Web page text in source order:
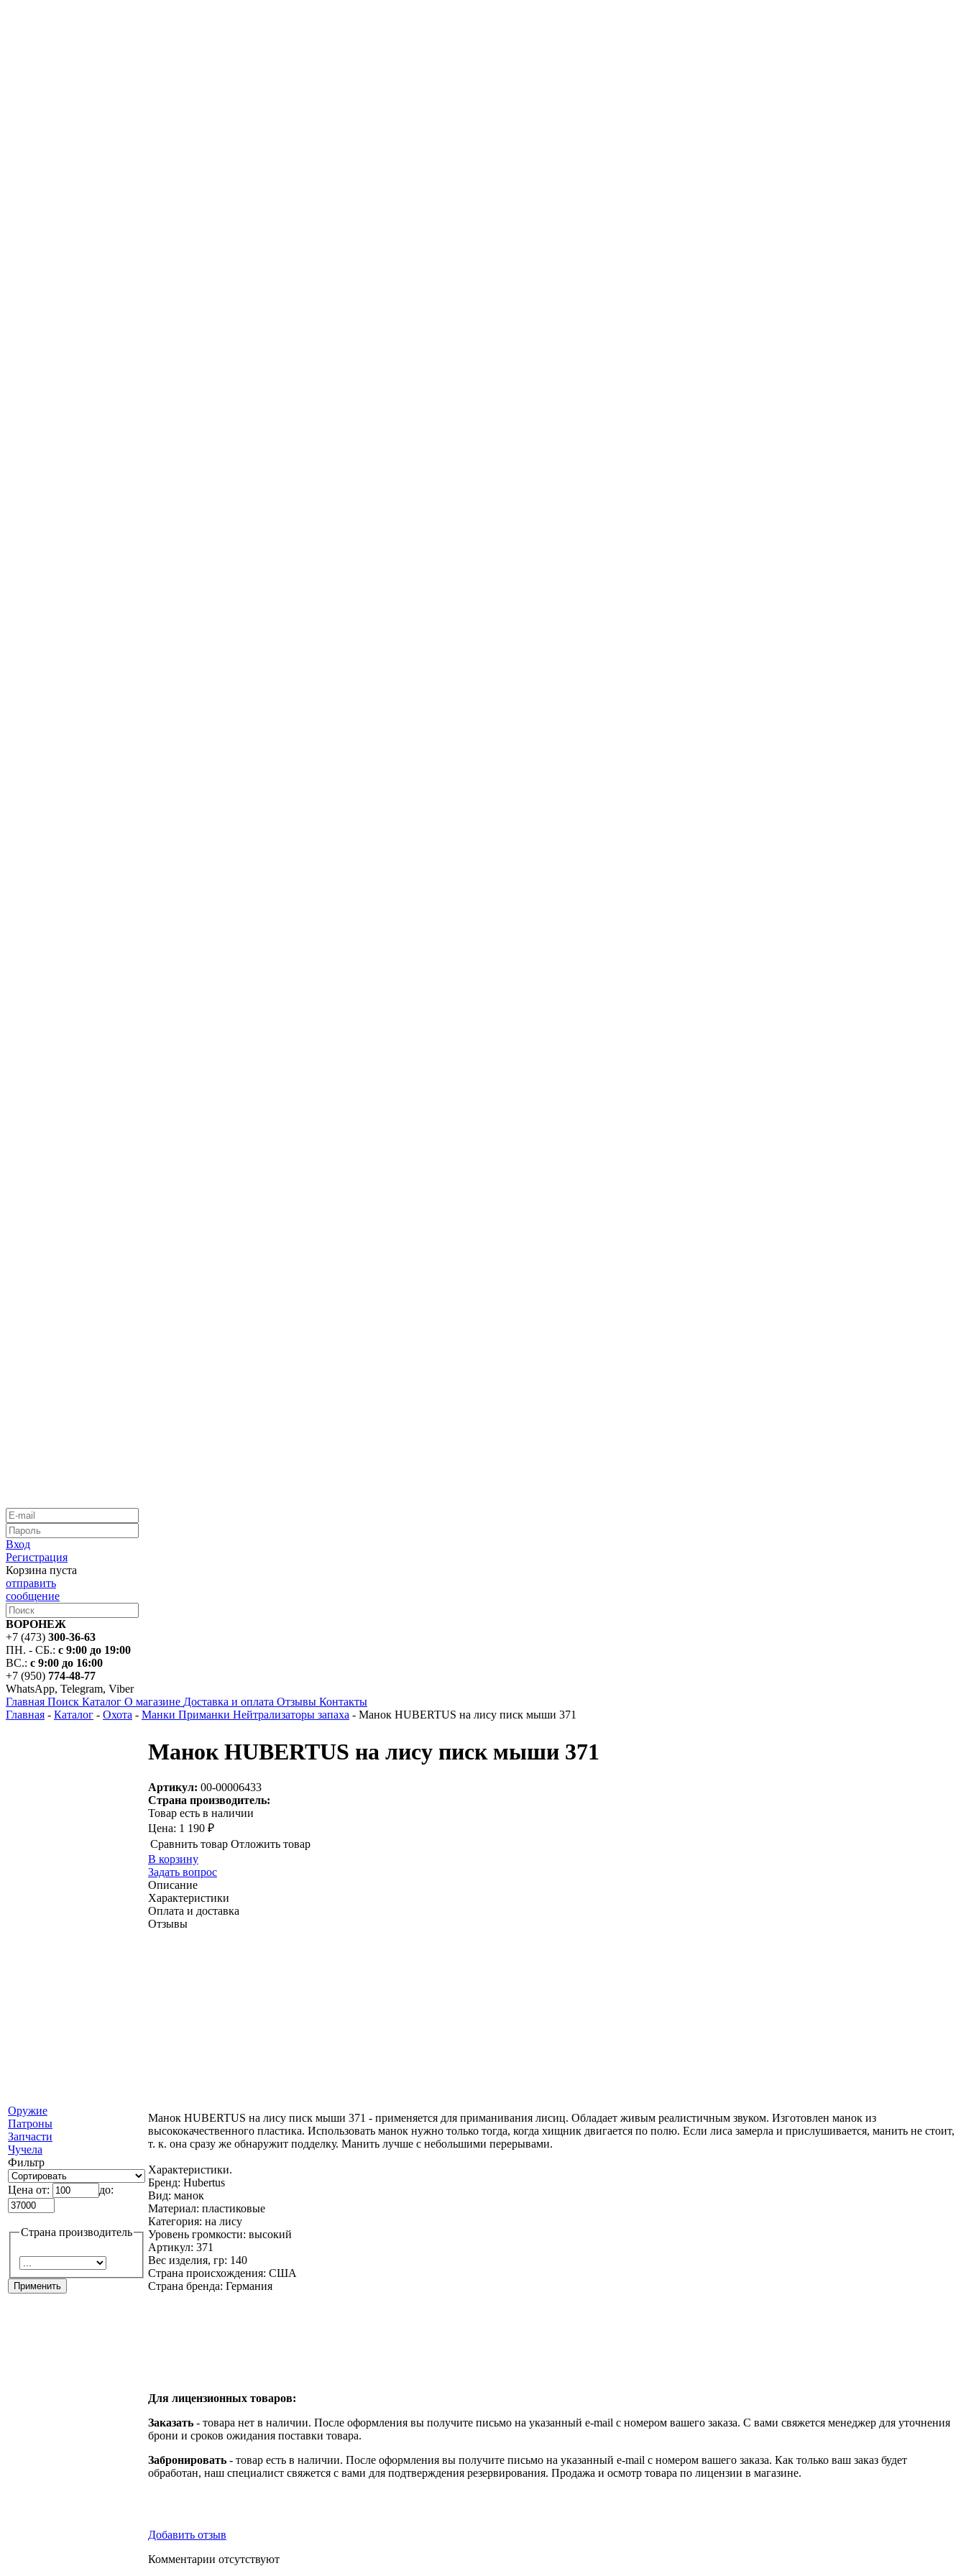
Вход
Регистрация
Корзина пуста
отправить
сообщение
ВОРОНЕЖ
+7 (473) 300-36-63
ПН. - СБ.: с 9:00 до 19:00
ВС.: с 9:00 до 16:00
+7 (950) 774-48-77
WhatsApp, Telegram, Viber
Главная Поиск Каталог О магазине Доставка и оплата Отзывы Контакты
Главная - Каталог - Охота - Манки Приманки Нейтрализаторы запаха - Манок HUBERTUS на лису писк мыши 371
Оружие
Патроны
Запчасти
Чучела
Фильтр
Цена от: до:
Страна производитель
Манок HUBERTUS на лису писк мыши 371
Артикул: 00-00006433
Страна производитель:
Товар есть в наличии
Цена: 1 190 ₽
Сравнить товар Отложить товар
В корзину
Задать вопрос
Описание
Характеристики
Оплата и доставка
Отзывы
Манок HUBERTUS на лису писк мыши 371 - применяется для приманивания лисиц. Обладает живым реалистичным звуком. Изготовлен манок из
высококачественного пластика. Использовать манок нужно только тогда, когда хищник двигается по полю. Если лиса замерла и прислушивается, манить не стоит,
т. к. она сразу же обнаружит подделку. Манить лучше с небольшими перерывами.
Характеристики.
Бренд: Hubertus
Вид: манок
Материал: пластиковые
Категория: на лису
Уровень громкости: высокий
Артикул: 371
Вес изделия, гр: 140
Страна происхождения: США
Страна бренда: Германия
Для лицензионных товаров:
Заказать - товара нет в наличии. После оформления вы получите письмо на указанный e-mail с номером вашего заказа. С вами свяжется менеджер для уточнения
брони и сроков ожидания поставки товара.
Забронировать - товар есть в наличии. После оформления вы получите письмо на указанный e-mail с номером вашего заказа. Как только ваш заказ будет
обработан, наш специалист свяжется с вами для подтверждения резервирования. Продажа и осмотр товара по лицензии в магазине.
Добавить отзыв
Комментарии отсутствуют